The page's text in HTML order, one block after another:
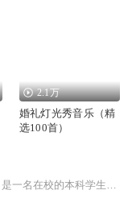
2.1万
婚礼灯光秀音乐（精
选100首）